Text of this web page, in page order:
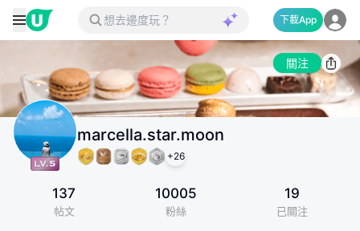
下載App
關注
marcella.star.moon
+26
137
帖文
10005
粉絲
19
已關注